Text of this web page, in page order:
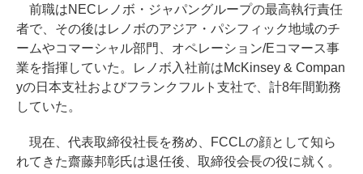
前職はNECレノボ・ジャパングループの最高執行責任
者で、その後はレノボのアジア・パシフィック地域のチ
ームやコマーシャル部門、オペレーション/Eコマース事
業を指揮していた。レノボ入社前はMcKinsey & Compan
yの日本支社およびフランクフルト支社で、計8年間勤務
していた。
現在、代表取締役社長を務め、FCCLの顔として知ら
れてきた齋藤邦彰氏は退任後、取締役会長の役に就く。